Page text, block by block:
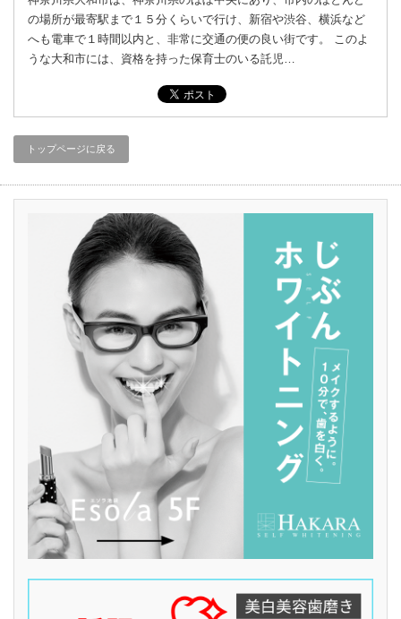
の場所が最寄駅まで１５分くらいで行け、新宿や渋谷、横浜など
へも電車で１時間以内と、非常に交通の便の良い街です。 このよ
うな大和市には、資格を持った保育士のいる託児…
トップページに戻る